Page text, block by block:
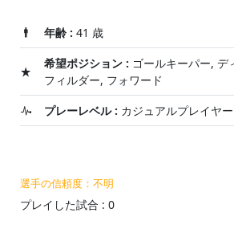
年齢 : 41 歳
希望ポジション : ゴールキーパー, デ
フィルダー, フォワード
プレーレベル : カジュアルプレイヤー
選手の信頼度：不明
プレイした試合 : 0